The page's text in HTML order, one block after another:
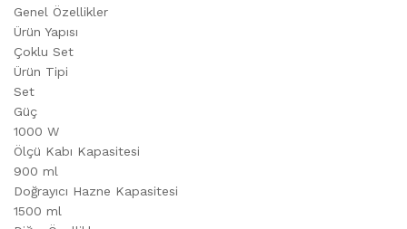
Genel Özellikler
Ürün Yapısı
Çoklu Set
Ürün Tipi
Set
Güç
1000 W
Ölçü Kabı Kapasitesi
900 ml
Doğrayıcı Hazne Kapasitesi
1500 ml